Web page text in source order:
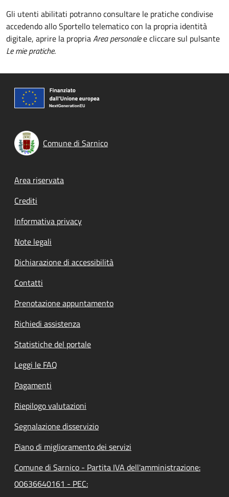
Gli utenti abilitati potranno consultare le pratiche condivise
accedendo allo Sportello telematico con la propria identità
digitale, aprire la propriaArea personalee cliccare sul pulsante
Le mie pratiche.
Comune di Sarnico
Footer menu
Area riservata
Crediti
Informativa privacy
Note legali
Dichiarazione di accessibilità
Contatti
Prenotazione appuntamento
Richiedi assistenza
Statistiche del portale
Leggi le FAQ
Pagamenti
Riepilogo valutazioni
Segnalazione disservizio
Piano di miglioramento dei servizi
Comune di Sarnico - Partita IVA dell'amministrazione:
00636640161 - PEC: